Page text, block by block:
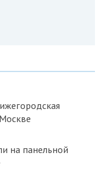
на панельной